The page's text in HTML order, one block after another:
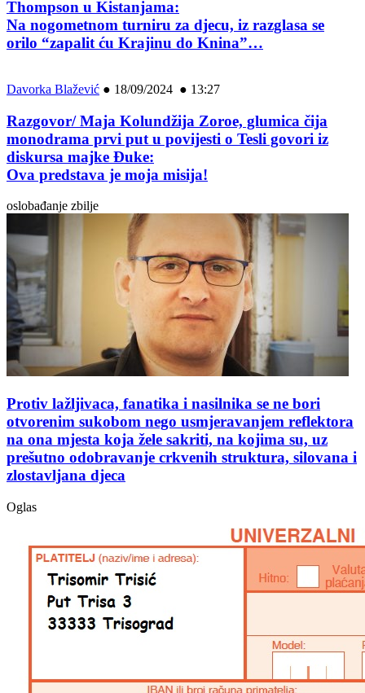
Thompson u Kistanjama:
Na nogometnom turniru za djecu, iz razglasa se
orilo “zapalit ću Krajinu do Knina”…
Davorka Blažević ● 18/09/2024 ● 13:27
Razgovor/ Maja Kolundžija Zoroe, glumica čija
monodrama prvi put u povijesti o Tesli govori iz
diskursa majke Đuke:
Ova predstava je moja misija!
oslobađanje zbilje
Protiv lažljivaca, fanatika i nasilnika se ne bori
otvorenim sukobom nego usmjeravanjem reflektora
na ona mjesta koja žele sakriti, na kojima su, uz
prešutno odobravanje crkvenih struktura, silovana i
zlostavljana djeca
Oglas